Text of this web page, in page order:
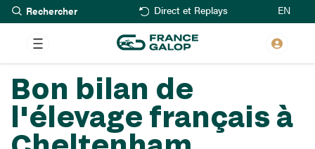
Aller
au
contenu
principal
Rechercher Direct et Replays EN
Bon bilan de
l'élevage français à